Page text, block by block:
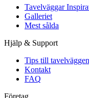
Tavelväggar
Galleriet
Mest sålda
Hjälp & Support
Tips till tavelväggen
Kontakt
FAQ